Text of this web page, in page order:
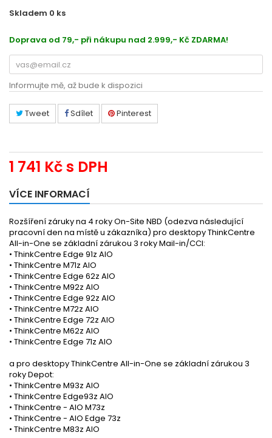
Skladem 0 ks
Doprava od 79,- při nákupu nad 2.999,- Kč ZDARMA!
Informujte mě, až bude k dispozici
Tweet Sdílet Pinterest
1 741 Kčs DPH
VÍCE INFORMACÍ
Rozšíření záruky na 4 roky On-Site NBD (odezva následující
pracovní den na místě u zákazníka) pro desktopy ThinkCentre
All-in-One se základní zárukou 3 roky Mail-in/CCI:
• ThinkCentre Edge 91z AIO
• ThinkCentre M71z AIO
• ThinkCentre Edge 62z AIO
• ThinkCentre M92z AIO
• ThinkCentre Edge 92z AIO
• ThinkCentre M72z AIO
• ThinkCentre Edge 72z AIO
• ThinkCentre M62z AIO
• ThinkCentre Edge 71z AIO
a pro desktopy ThinkCentre All-in-One se základní zárukou 3
roky Depot:
• ThinkCentre M93z AIO
• ThinkCentre Edge93z AIO
• ThinkCentre - AIO M73z
• ThinkCentre - AIO Edge 73z
• ThinkCentre M83z AIO